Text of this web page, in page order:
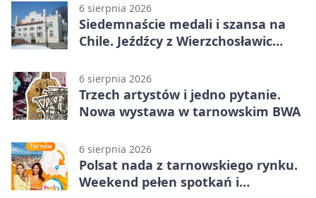
6 sierpnia 2026
Siedemnaście medali i szansa na
Chile. Jeźdźcy z Wierzchosławic
6 sierpnia 2026
Trzech artystów i jedno pytanie.
Nowa wystawa w tarnowskim BWA
6 sierpnia 2026
Polsat nada z tarnowskiego rynku.
Weekend pełen spotkań i